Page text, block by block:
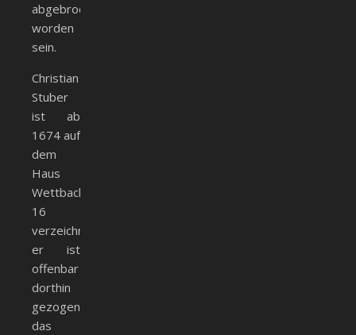
abgebrochen
worden
sein.
Christian
Stuber
ist ab
1674 auf
dem
Haus
Wettbach
16
verzeichnet,
er ist
offenbar
dorthin
gezogen;
das